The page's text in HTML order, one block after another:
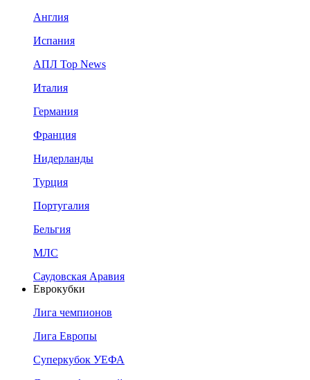
Англия
Испания
АПЛ Top News
Италия
Германия
Франция
Нидерланды
Турция
Португалия
Бельгия
МЛС
Саудовская Аравия
Еврокубки
Лига чемпионов
Лига Европы
Суперкубок УЕФА